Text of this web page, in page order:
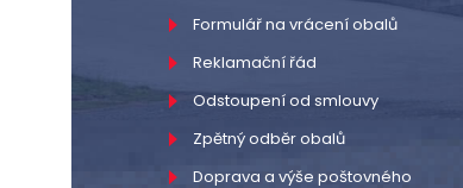
Formulář na vrácení obalů
Reklamační řád
Odstoupení od smlouvy
Zpětný odběr obalů
Doprava a výše poštovného